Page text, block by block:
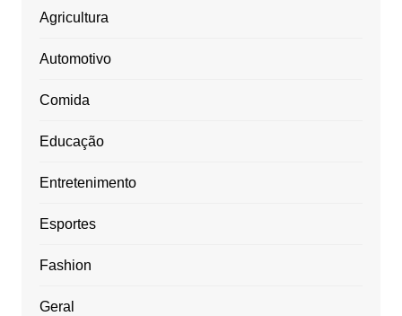
Agricultura
Automotivo
Comida
Educação
Entretenimento
Esportes
Fashion
Geral